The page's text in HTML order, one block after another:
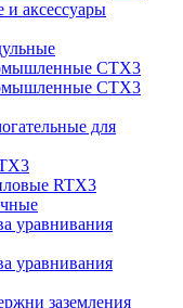
аксессуары
CTX3
CTX3
для
RTX3
уравнивания
уравнивания
заземления